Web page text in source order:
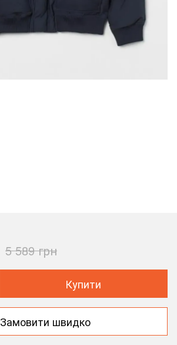
5 589 грн
Купити
Замовити швидко